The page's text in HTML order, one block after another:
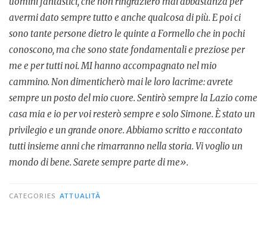
avermi dato sempre tutto e anche qualcosa di più. E poi ci
sono tante persone dietro le quinte a Formello che in pochi
conoscono, ma che sono state fondamentali e preziose per
me e per tutti noi. MI hanno accompagnato nel mio
cammino. Non dimenticherò mai le loro lacrime: avrete
sempre un posto del mio cuore. Sentirò sempre la Lazio come
casa mia e io per voi resterò sempre e solo Simone. È stato un
privilegio e un grande onore. Abbiamo scritto e raccontato
tutti insieme anni che rimarranno nella storia. Vi voglio un
mondo di bene. Sarete sempre parte di me».
CATEGORIES ATTUALITÀ